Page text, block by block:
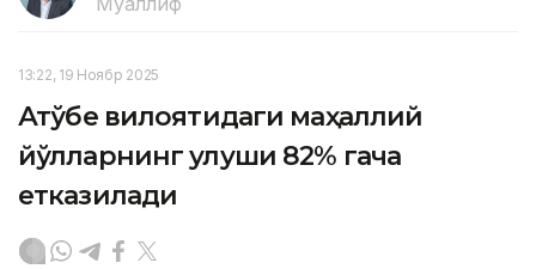
13:22, 19 Ноябр 2025
Ақтўбе вилоятидаги маҳаллий
йўлларнинг улуши 82% гача
етказилади